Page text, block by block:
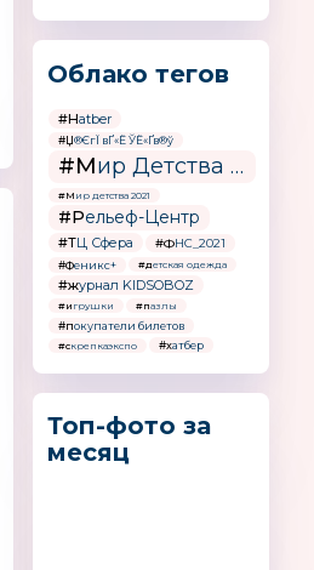
Облако тегов
#Hatber
#Џ®ЄгЇ вҐ«Ё ЎЁ«Ґв®ў
#Мир Детства - Россия
#Мир детства 2021
#Рельеф-Центр
#ТЦ Сфера #ФНС_2021
#Феникс+ #детская одежда
#журнал KIDSOBOZ
#игрушки #пазлы
#покупатели билетов
#скрепкаэкспо #хатбер
Топ-фото за
месяц